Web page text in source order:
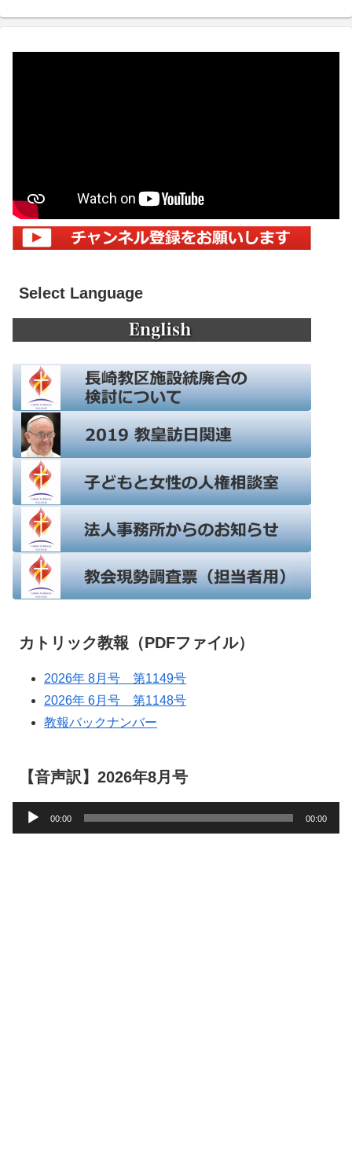
Select Language
カトリック教報（PDFファイル）
2026年 8月号 第1149号
2026年 6月号 第1148号
教報バックナンバー
【音声訳】2026年8月号
声
00:00 00:00